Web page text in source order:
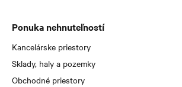
Ponuka nehnuteľností
Kancelárske priestory
Sklady, haly a pozemky
Obchodné priestory